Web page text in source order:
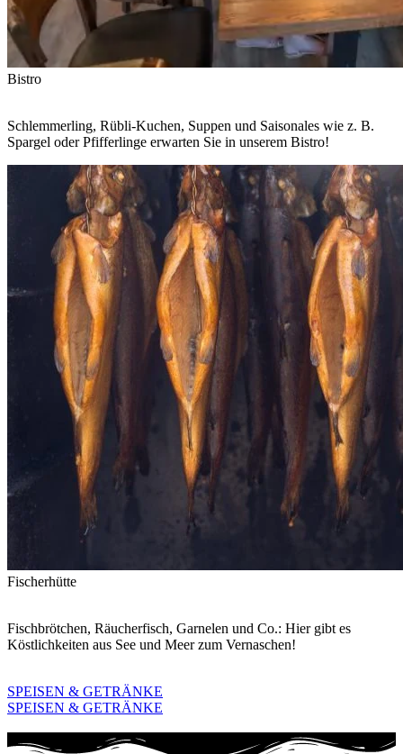
Bistro
Schlemmerling, Rübli-Kuchen, Suppen und Saisonales wie z. B.
Spargel oder Pfifferlinge erwarten Sie in unserem Bistro!
Fischerhütte
Fischbrötchen, Räucherfisch, Garnelen und Co.: Hier gibt es
Köstlichkeiten aus See und Meer zum Vernaschen!
SPEISEN & GETRÄNKE
SPEISEN & GETRÄNKE